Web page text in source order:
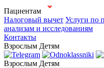
Пациентам
Налоговый вычет Услуги по
анализам и исследованиям
Контакты
Взрослым Детям
Взрослым Детям